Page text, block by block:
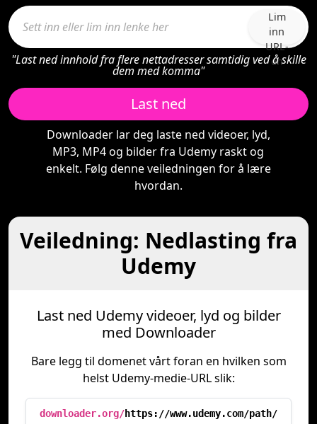
Lim
inn
URL-
en
"Last ned innhold fra flere nettadresser samtidig ved å skille
dem med komma"
Last ned
Downloader lar deg laste ned videoer, lyd,
MP3, MP4 og bilder fra Udemy raskt og
enkelt. Følg denne veiledningen for å lære
hvordan.
Veiledning: Nedlasting fra
Udemy
Last ned Udemy videoer, lyd og bilder
med Downloader
Bare legg til domenet vårt foran en hvilken som
helst Udemy-medie-URL slik:
downloader.org/https://www.udemy.com/path/